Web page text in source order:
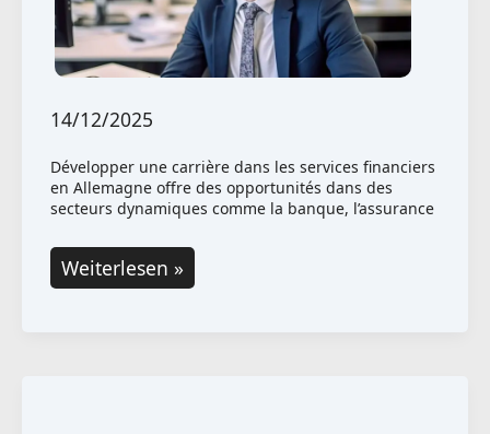
14/12/2025
Développer une carrière dans les services financiers
en Allemagne offre des opportunités dans des
secteurs dynamiques comme la banque, l’assurance
Carrière
dans
Weiterlesen »